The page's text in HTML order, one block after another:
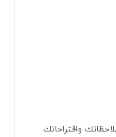
واقتراحاتك